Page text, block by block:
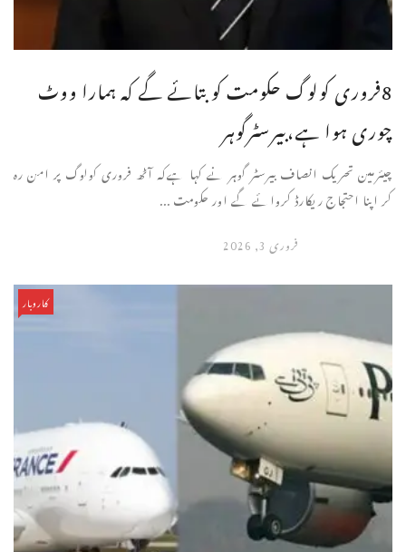
8فروری کولوگ حکومت کو بتائے گے کہ ہمارا ووٹ
چوری ہوا ہے،بیرسٹرگوہر
چیئرمین تحریک انصاف بیرسٹر گوہر نے کہا ہےکہ آٹھ فروری کولوگ پر امن رہ
کر اپنا احتجاج ریکارڈ کروائے گے اور حکومت ...
فروری 3, 2026
کاروبار